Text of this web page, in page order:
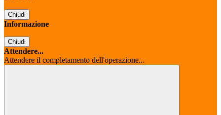
Chiudi
Informazione
Chiudi
Attendere...
Attendere il completamento dell'operazione...